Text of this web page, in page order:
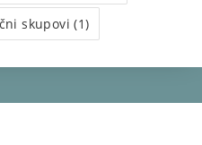
skupovi (1)